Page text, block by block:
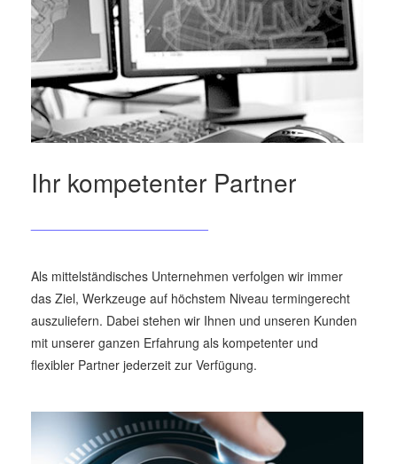
Ihr kompetenter Partner
Als mittelständisches Unternehmen verfolgen wir immer
das Ziel, Werkzeuge auf höchstem Niveau termingerecht
auszuliefern. Dabei stehen wir Ihnen und unseren Kunden
mit unserer ganzen Erfahrung als kompetenter und
flexibler Partner jederzeit zur Verfügung.